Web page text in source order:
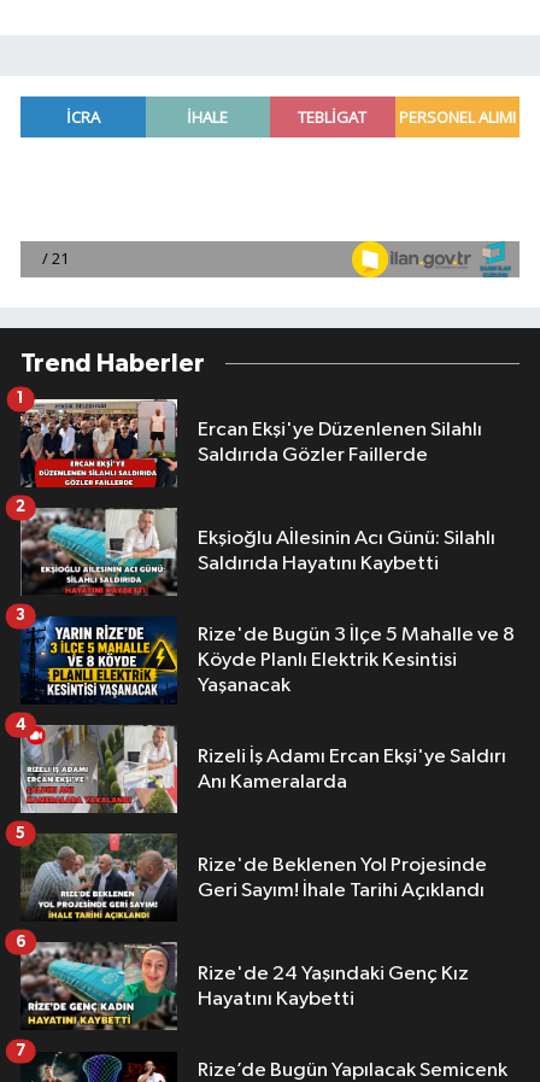
Trend Haberler
Ercan Ekşi'ye Düzenlenen Silahlı
Saldırıda Gözler Faillerde
1
Ekşioğlu Aİlesinin Acı Günü: Silahlı
Saldırıda Hayatını Kaybetti
2
Rize'de Bugün 3 İlçe 5 Mahalle ve 8
Köyde Planlı Elektrik Kesintisi
Yaşanacak
3
Rizeli İş Adamı Ercan Ekşi'ye Saldırı
Anı Kameralarda
4
Rize'de Beklenen Yol Projesinde
Geri Sayım! İhale Tarihi Açıklandı
5
Rize'de 24 Yaşındaki Genç Kız
Hayatını Kaybetti
6
Rize’de Bugün Yapılacak Semicenk
7